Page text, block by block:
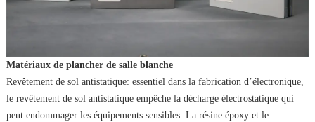
Matériaux de plancher de salle blanche
Revêtement de sol antistatique: essentiel dans la fabrication d’électronique,
le revêtement de sol antistatique empêche la décharge électrostatique qui
peut endommager les équipements sensibles. La résine époxy et le